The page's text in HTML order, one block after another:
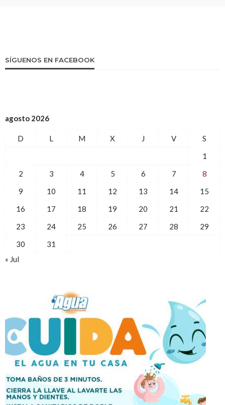
SÍGUENOS EN FACEBOOK
agosto 2026
D L M X J V
S
1
2
3 4 5 6 7
8
9
10 11 12 13 14
15
16
17 18 19 20 21
22
23
24 25 26 27 28
29
30
31
« Jul